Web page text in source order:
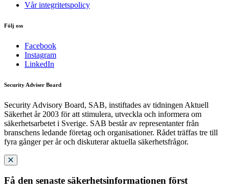
Vår integritetspolicy
Följ oss
Facebook
Instagram
LinkedIn
Security Adviser Board
Security Advisory Board, SAB, instiftades av tidningen Aktuell
Säkerhet år 2003 för att stimulera, utveckla och informera om
säkerhetsarbetet i Sverige. SAB består av representanter från
branschens ledande företag och organisationer. Rådet träffas tre till
fyra gånger per år och diskuterar aktuella säkerhetsfrågor.
Få den senaste säkerhetsinformationen först